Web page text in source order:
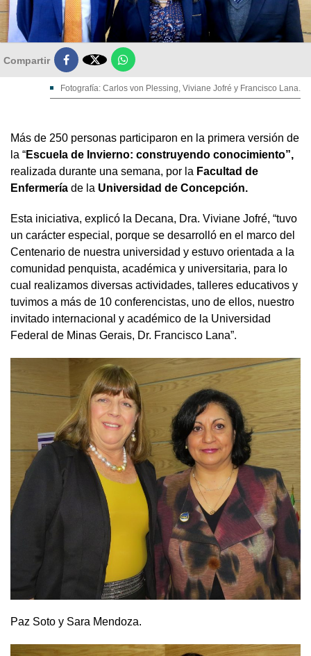
Compartir 
Fotografía: Carlos von Plessing, Viviane Jofré y Francisco Lana.
Más de 250 personas participaron en la primera versión de
la “Escuela de Invierno: construyendo conocimiento”,
realizada durante una semana, por la Facultad de
Enfermería de la Universidad de Concepción.
Esta iniciativa, explicó la Decana, Dra. Viviane Jofré, “tuvo
un carácter especial, porque se desarrolló en el marco del
Centenario de nuestra universidad y estuvo orientada a la
comunidad penquista, académica y universitaria, para lo
cual realizamos diversas actividades, talleres educativos y
tuvimos a más de 10 conferencistas, uno de ellos, nuestro
invitado internacional y académico de la Universidad
Federal de Minas Gerais, Dr. Francisco Lana”.
Paz Soto y Sara Mendoza.